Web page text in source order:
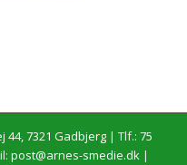
44, 7321 Gadbjerg| Tlf.: 75
post@arnes-smedie.dk|